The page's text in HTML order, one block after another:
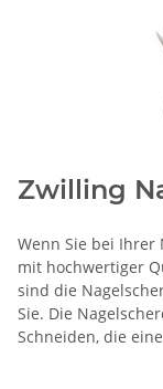
Zwilling
Wenn Sie bei Ihrer
mit hochwertiger
sind die
Sie. Die
Schneiden, die